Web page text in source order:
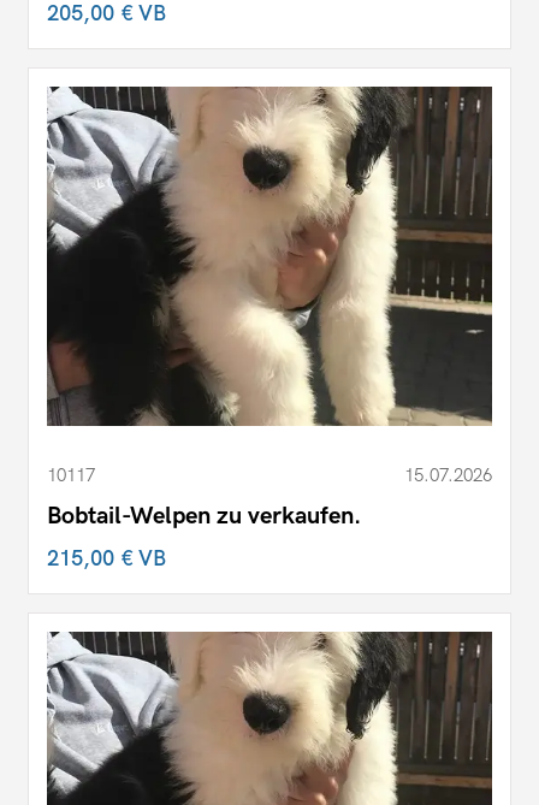
205,00 €VB
10117 15.07.2026
Bobtail-Welpen zu verkaufen.
215,00 €VB